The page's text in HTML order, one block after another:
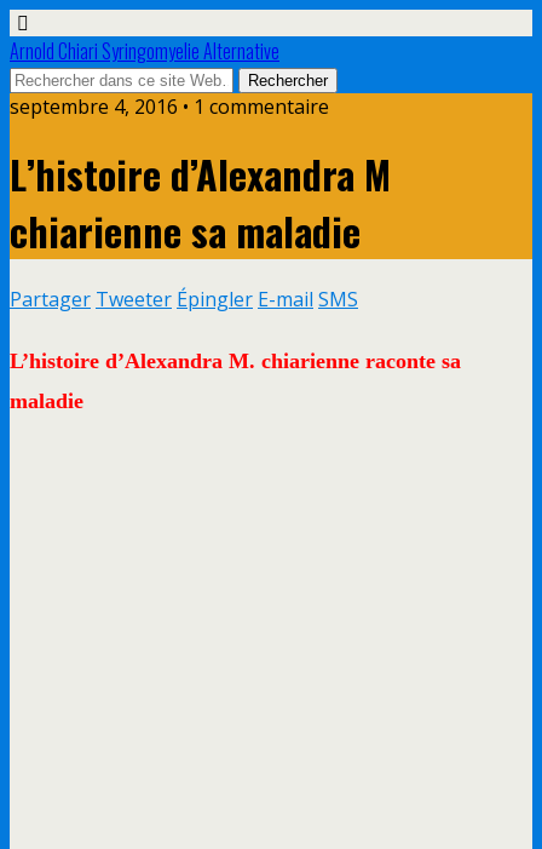
Arnold Chiari Syringomyelie Alternative
septembre 4, 2016 • 1 commentaire
L’histoire d’Alexandra M
chiarienne sa maladie
Partager Tweeter Épingler E-mail SMS
L’histoire d’Alexandra M. chiarienne raconte sa
maladie